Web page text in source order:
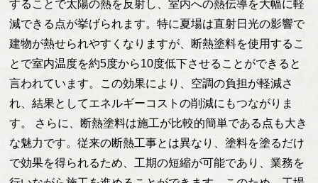
することで太陽の熱を反射し、室内への熱伝導を大幅に軽
減できる点が挙げられます。特に夏場は直射日光の影響で
建物が熱せられやすくなりますが、断熱塗料を使用するこ
とで室内温度を約5度から10度低下させることができると
言われています。この効果により、空調の負担が軽減さ
れ、結果としてエネルギーコストの削減にもつながりま
す。 さらに、断熱塗料は施工が比較的簡単である点も大き
な魅力です。従来の断熱工事とは異なり、塗料を塗るだけ
で効果を得られるため、工期の短縮が可能であり、業務を